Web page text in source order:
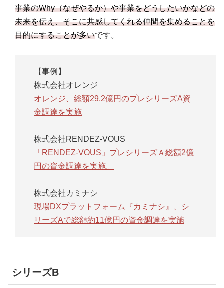
事業のWhy（なぜやるか）や事業をどうしたいかなどの
未来を伝え、そこに共感してくれる仲間を集めることを
目的にすることが多いです。
【事例】
株式会社オレンジ
オレンジ、総額29.2億円のプレシリーズA資
金調達を実施
株式会社RENDEZ-VOUS
「RENDEZ-VOUS」プレシリーズＡ総額2億
円の資金調達を実施。
株式会社カミナシ
現場DXプラットフォーム『カミナシ』、シ
リーズAで総額約11億円の資金調達を実施
シリーズB